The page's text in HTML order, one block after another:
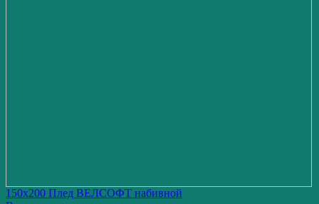
150x200 Плед ВЕЛСОФТ набивной